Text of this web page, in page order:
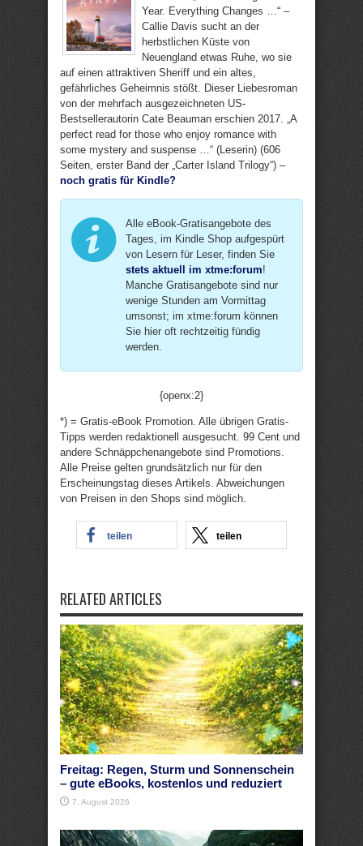
Year. Everything Changes …“ –
Callie Davis sucht an der
herbstlichen Küste von
Neuengland etwas Ruhe, wo sie
auf einen attraktiven Sheriff und ein altes,
gefährliches Geheimnis stößt. Dieser Liebesroman
von der mehrfach ausgezeichneten US-
Bestsellerautorin Cate Beauman erschien 2017. „A
perfect read for those who enjoy romance with
some mystery and suspense …“ (Leserin) (606
Seiten, erster Band der „Carter Island Trilogy“) –
noch gratis für Kindle?
Alle eBook-Gratisangebote des
Tages, im Kindle Shop aufgespürt
von Lesern für Leser, finden Sie
stets aktuell im xtme:forum!
Manche Gratisangebote sind nur
wenige Stunden am Vormittag
umsonst; im xtme:forum können
Sie hier oft rechtzeitig fündig
werden.
{openx:2}
*) = Gratis-eBook Promotion. Alle übrigen Gratis-
Tipps werden redaktionell ausgesucht. 99 Cent und
andere Schnäppchenangebote sind Promotions.
Alle Preise gelten grundsätzlich nur für den
Erscheinungstag dieses Artikels. Abweichungen
von Preisen in den Shops sind möglich.
teilen teilen
RELATED ARTICLES
Freitag: Regen, Sturm und Sonnenschein
– gute eBooks, kostenlos und reduziert
7. August 2026